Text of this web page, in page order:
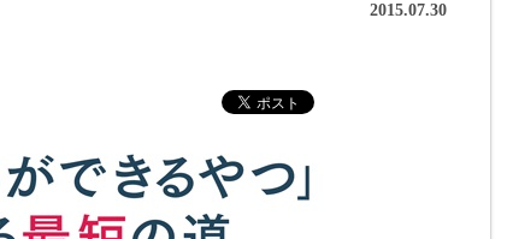
2015.07.30